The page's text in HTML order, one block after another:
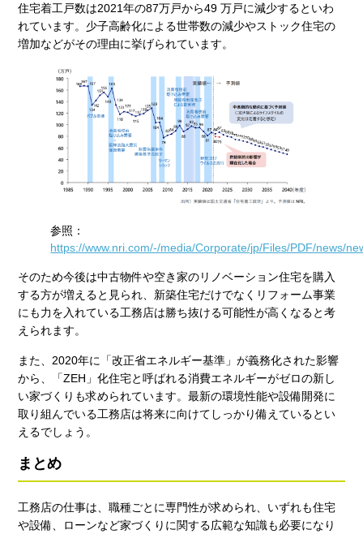
住宅着工戸数は2021年の87万戸から49 万戸に減少するといわ
れています。少子高齢化による世帯数の減少やストック住宅の
増加などがその理由に挙げられています。
参照：
https://www.nri.com/-/media/Corporate/jp/Files/PDF/news/
そのため今後は中古物件や空き家のリノベーション住宅を購入
する方が増えると見られ、新築住宅だけでなくリフォーム事業
にも力を入れている工務店は勝ち抜ける可能性が高くなると考
えられます。
また、2020年に「改正省エネルギー基準」が義務化された影響
から、「ZEH」化住宅と呼ばれる消費エネルギーがゼロの新し
い家づくりも求められています。最新の環境性能や設備開発に
取り組んでいる工務店は将来に向けてしっかり備えているとい
えるでしょう。
まとめ
工務店の仕事は、職種ごとに専門性が求められ、いずれも住宅
や設備、ローンなど家づくりに関する広範な知識も必要になり